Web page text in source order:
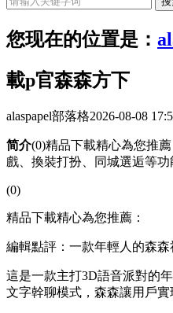
您现在的位置是：
載p官森森方下
alaspapel部落格2026-08-08
简介(0)精品下載精心為您推
戲、換裝打扮、同城選逅等功
(0)
精品下載精心為您推薦：
編輯點評：一款年輕人的森
這是一款主打3D語音派對的
文字幹聊模式，森森讓用戶